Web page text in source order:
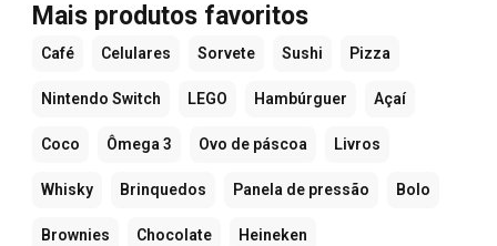
Mais produtos favoritos
Café Celulares Sorvete Sushi Pizza
Nintendo Switch LEGO Hambúrguer Açaí
Coco Ômega 3 Ovo de páscoa Livros
Whisky Brinquedos Panela de pressão Bolo
Brownies Chocolate Heineken